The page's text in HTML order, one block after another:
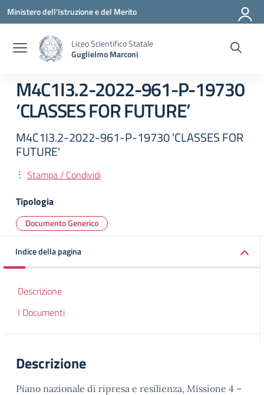
Vai ai contenuti
Vai al menu di navigazione
Vai al footer
Ministero dell'Istruzione e del Merito
Liceo Scientifico Statale
Guglielmo Marconi
M4C1I3.2-2022-961-P-19730
‘CLASSES FOR FUTURE’
M4C1I3.2-2022-961-P-19730 'CLASSES FOR
FUTURE'
Stampa / Condividi
Tipologia
Documento Generico
Indice della pagina
Descrizione
I Documenti
Descrizione
Piano nazionale di ripresa e resilienza, Missione 4 –